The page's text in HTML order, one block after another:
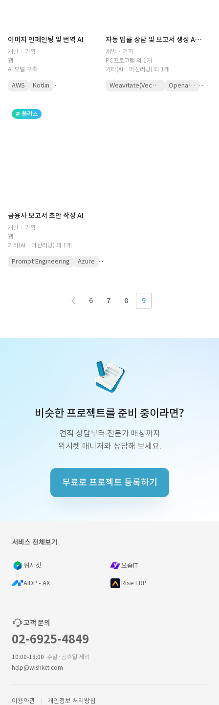
이미지 인페인팅 및 번역 AI
개발 · 기획
웹
AI 모델 구축
AWS Kotlin ...
자동 법률 상담 및 보고서 생성 AI 챗봇
개발 · 기획
PC프로그램 외 1개
기타(AIㆍ머신러닝) 외 1개
Weavitate(VectorDB) Openai API ...
플러스
금융사 보고서 초안 작성 AI
개발 · 기획
웹
기타(AIㆍ머신러닝) 외 1개
Prompt Engineering Azure ...
6 7 8 9
비슷한 프로젝트를 준비 중이라면?
견적 상담부터 전문가 매칭까지
위시켓 매니저와 상담해 보세요.
무료로 프로젝트 등록하기
서비스 전체보기
위시켓 요즘IT
AIDP - AX Rise ERP
고객 문의
02-6925-4849
10:00-18:00 주말·공휴일 제외
help@wishket.com
이용약관 개인정보 처리방침